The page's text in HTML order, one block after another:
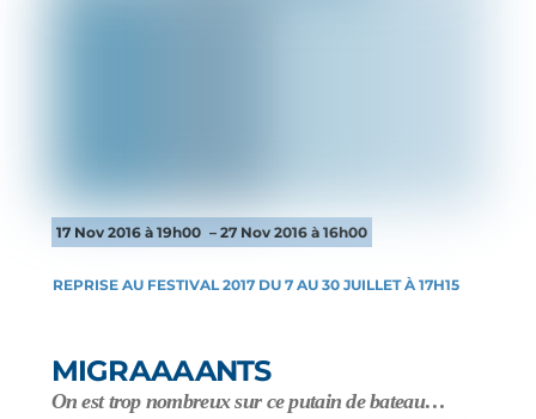
17 Nov 2016 à 19h00 – 27 Nov 2016 à 16h00
REPRISE AU FESTIVAL 2017 DU 7 AU 30 JUILLET À 17H15
MIGRAAAANTS
On est trop nombreux sur ce putain de bateau…